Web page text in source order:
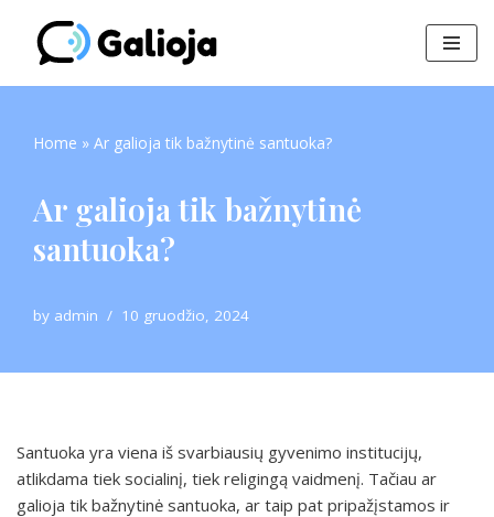
Skip
to
Home » Ar galioja tik bažnytinė santuoka?
Ar galioja tik bažnytinė
santuoka?
by admin 10 gruodžio, 2024
Santuoka yra viena iš svarbiausių gyvenimo institucijų,
atlikdama tiek socialinį, tiek religingą vaidmenį. Tačiau ar
galioja tik bažnytinė santuoka, ar taip pat pripažįstamos ir